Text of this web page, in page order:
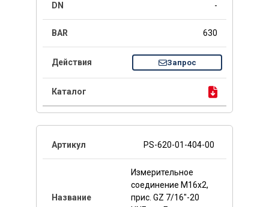
-
630
Запрос
PS-620-01-404-00
Измерительное
соединение M16x2,
прис. GZ 7/16"-20